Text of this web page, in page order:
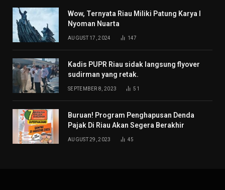
Wow, Ternyata Riau Miliki Patung Karya I
Nyoman Nuarta
AUGUST 17, 2024 147
Kadis PUPR Riau sidak langsung flyover
sudirman yang retak.
SEPTEMBER 8, 2023 51
Buruan! Program Penghapusan Denda
Pajak Di Riau Akan Segera Berakhir
AUGUST 29, 2023 45